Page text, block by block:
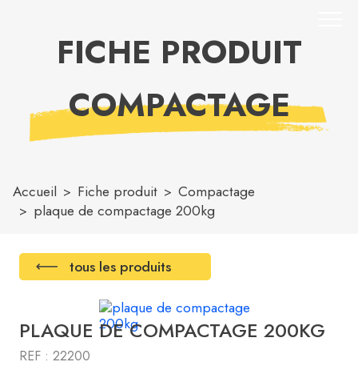
FICHE PRODUIT
COMPACTAGE
Accueil Fiche produit
Compactage
plaque de compactage 200kg
tous les produits
PLAQUE DE COMPACTAGE 200KG
REF : 22200